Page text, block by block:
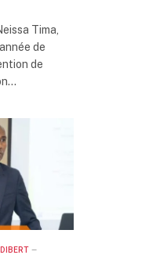
Tima,
de
de